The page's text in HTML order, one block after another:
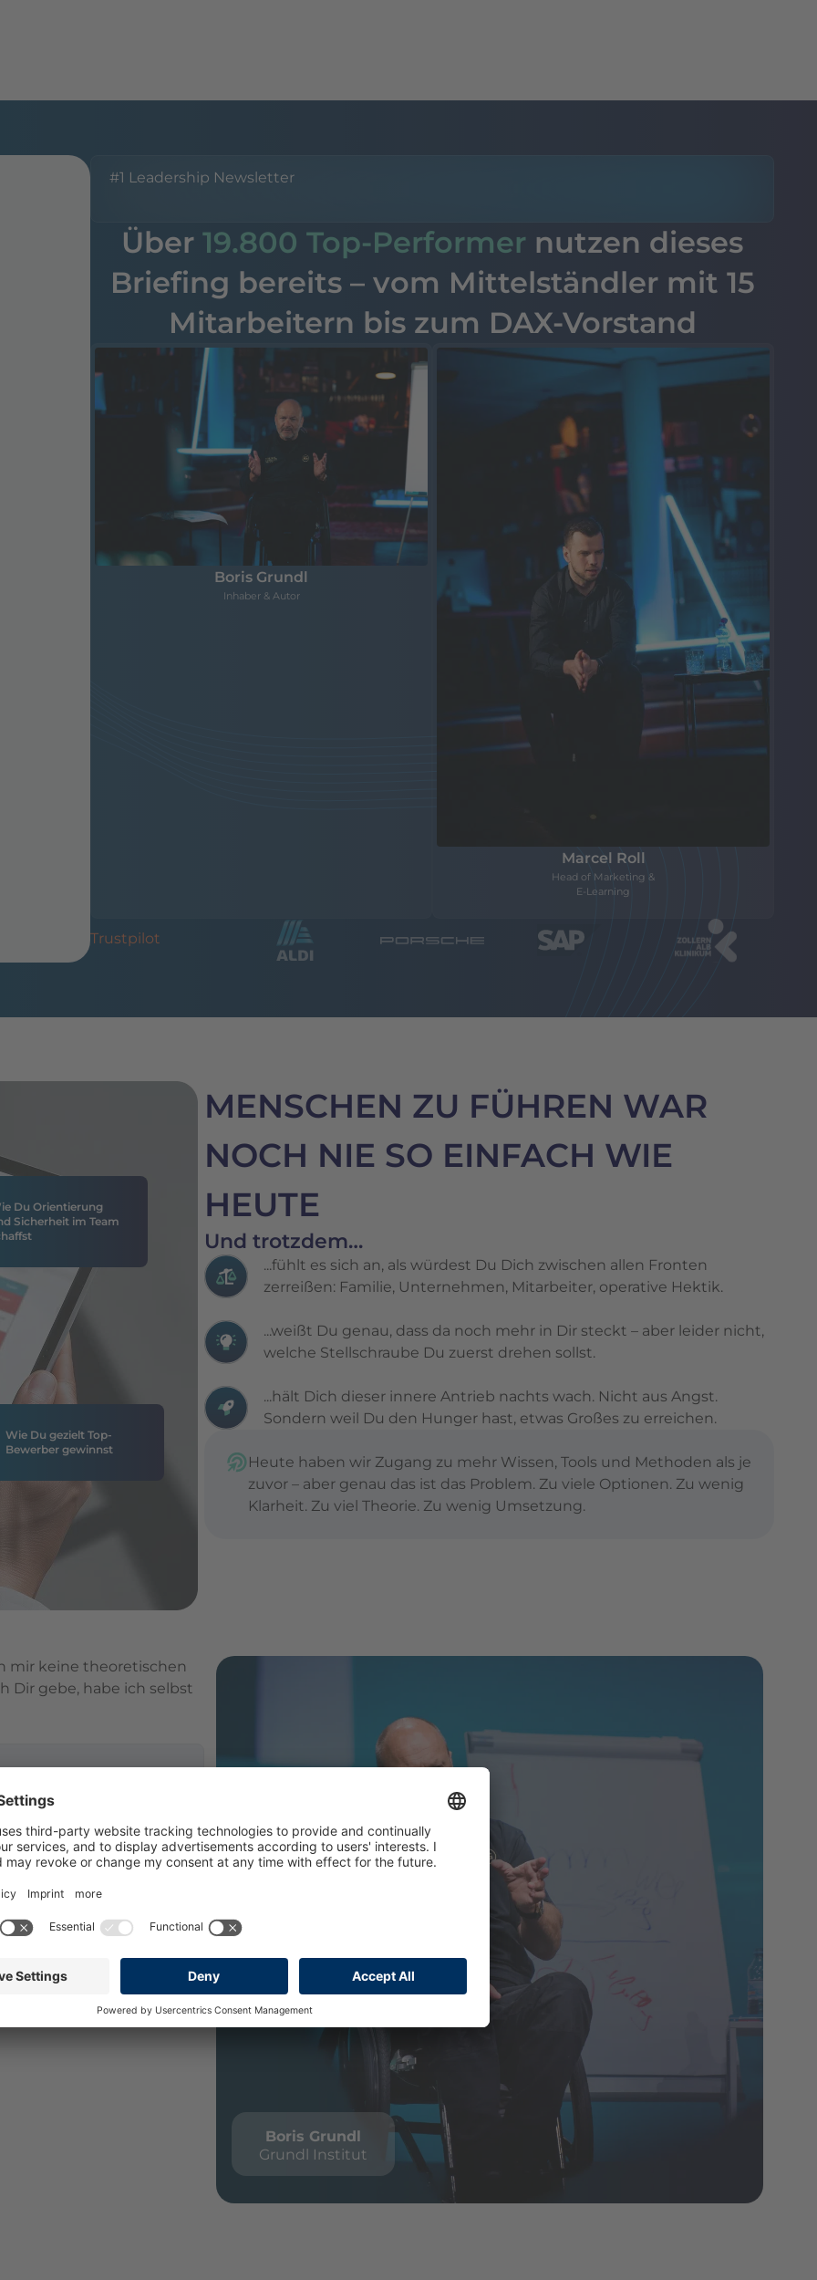
#1 Leadership Newsletter
Über 19.800 Top-Performer nutzen dieses
Briefing bereits – vom Mittelständler mit 15
Mitarbeitern bis zum DAX-Vorstand
Boris Grundl
Inhaber & Autor
Marcel Roll
Head of Marketing &
E-Learning
Trustpilot
Du Orientierung
Sicherheit im Team
Wie Du gezielt Top-
Bewerber gewinnst
MENSCHEN ZU FÜHREN WAR
NOCH NIE SO EINFACH WIE
HEUTE
Und trotzdem…
...fühlt es sich an, als würdest Du Dich zwischen allen Fronten
zerreißen: Familie, Unternehmen, Mitarbeiter, operative Hektik.
...weißt Du genau, dass da noch mehr in Dir steckt – aber leider nicht,
welche Stellschraube Du zuerst drehen sollst.
...hält Dich dieser innere Antrieb nachts wach. Nicht aus Angst.
Sondern weil Du den Hunger hast, etwas Großes zu erreichen.
Heute haben wir Zugang zu mehr Wissen, Tools und Methoden als je
zuvor – aber genau das ist das Problem. Zu viele Optionen. Zu wenig
Klarheit. Zu viel Theorie. Zu wenig Umsetzung.
mir keine theoretischen
Dir gebe, habe ich selbst
mir persönlich:
per E-Mail. Dort enthalten
und sofort umsetzbare
Briefing erhalten
Boris Grundl
Grundl Institut